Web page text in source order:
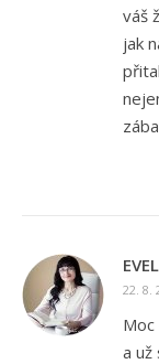
váš
jak
22. 8.
a už